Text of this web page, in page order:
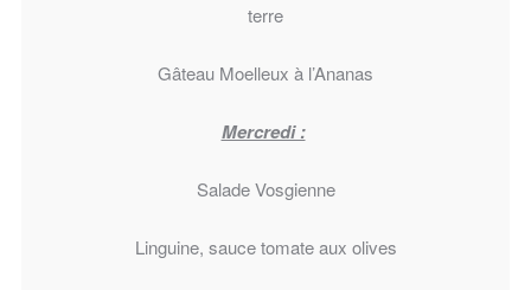
terre
Gâteau Moelleux à l’Ananas
Mercredi :
Salade Vosgienne
Linguine, sauce tomate aux olives